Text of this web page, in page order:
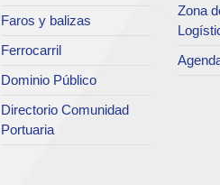
Faros y balizas
Ferrocarril
Dominio Público
Directorio Comunidad
Portuaria
Zona